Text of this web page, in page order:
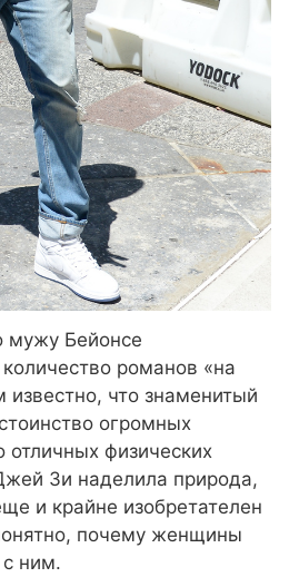
мужу Бейонсе
романов «на
известно, что знаменитый
огромных
физических
Зи наделила природа,
и крайне изобретателен
почему женщины
ним.